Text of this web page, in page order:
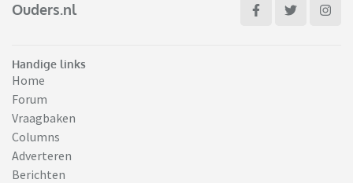
Ouders.nl
Handige links
Home
Forum
Vraagbaken
Columns
Adverteren
Berichten